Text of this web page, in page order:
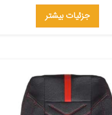
جزئیات بیشتر